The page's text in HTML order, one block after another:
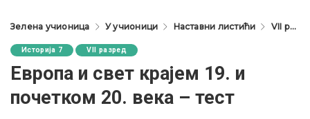
Зелена учионица У учионици Наставни листићи VII разред
Историја 7 VII разред
Европа и свет крајем 19. и
почетком 20. века – тест